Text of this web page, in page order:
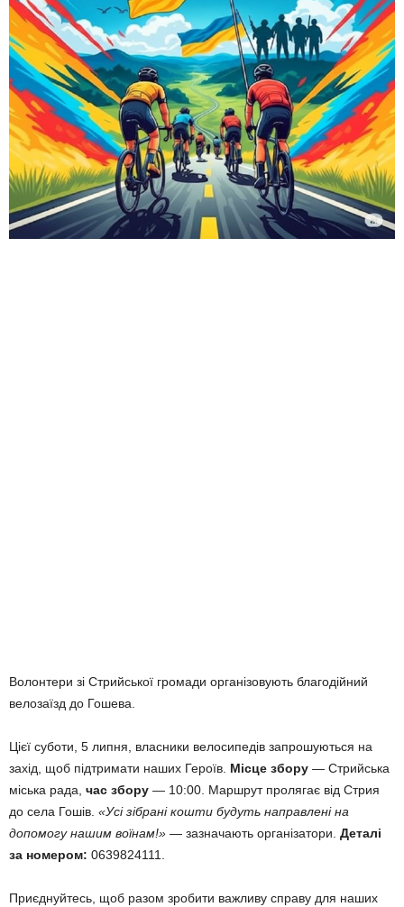
Волонтери зі Стрийської громади організовують благодійний
велозаїзд до Гошева.
Цієї суботи, 5 липня, власники велосипедів запрошуються на
захід, щоб підтримати наших Героїв. Місце збору — Стрийська
міська рада, час збору — 10:00. Маршрут пролягає від Стрия
до села Гошів. «Усі зібрані кошти будуть направлені на
допомогу нашим воїнам!» — зазначають організатори. Деталі
за номером: 0639824111.
Приєднуйтесь, щоб разом зробити важливу справу для наших